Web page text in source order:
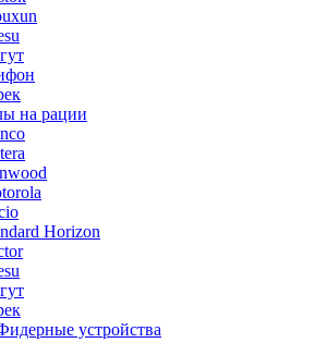
на рации
Horizon
устройства